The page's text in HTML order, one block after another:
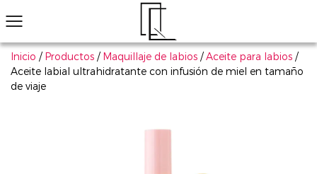
Inicio / Productos / Maquillaje de labios /Aceite para labios /
Aceite labial ultrahidratante con infusión de miel en tamaño
de viaje